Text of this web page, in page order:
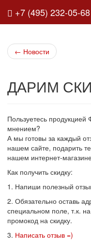
+7 (495) 232-05-68
← Новости
ДАРИМ
Пользуетесь
мнением?
А мы готовы за каждый
нашем сайте, подарить
нашем интернет-
Как получить скидку:
1. Напиши полезный
2. Обязательно оставь
специальном поле, т.к.
промокод на скидку.
3. Написать отзыв =)